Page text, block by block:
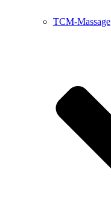
TCM-Massage